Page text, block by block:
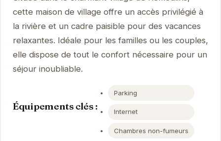
cette maison de village offre un accès privilégié à
la rivière et un cadre paisible pour des vacances
relaxantes. Idéale pour les familles ou les couples,
elle dispose de tout le confort nécessaire pour un
séjour inoubliable.
Équipements clés :
Parking
Internet
Chambres non-fumeurs